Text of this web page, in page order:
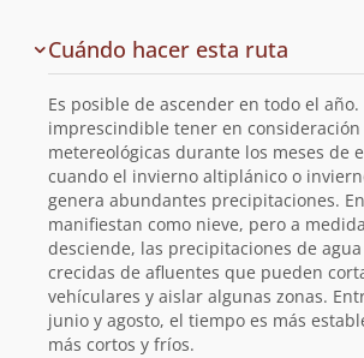
de
la
ruta
Cuándo hacer esta ruta
Es posible de ascender en todo el
imprescindible tener en consideración
metereológicas durante los meses de
cuando el invierno altiplánico o
genera abundantes precipitaciones.
manifiestan como nieve, pero a
desciende, las precipitaciones de
crecidas de afluentes que pueden
vehículares y aislar algunas zonas.
junio y agosto, el tiempo es más
más cortos y fríos.